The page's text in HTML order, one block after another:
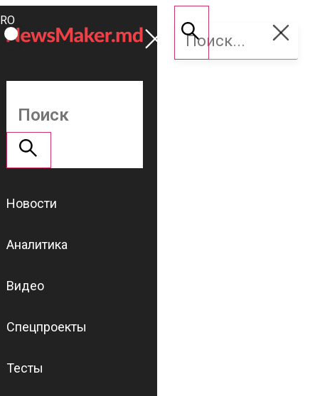
ROMÂNĂ
RU
Поддержать
NM
Новости
Аналитика
Видео
Спецпроекты
Тесты